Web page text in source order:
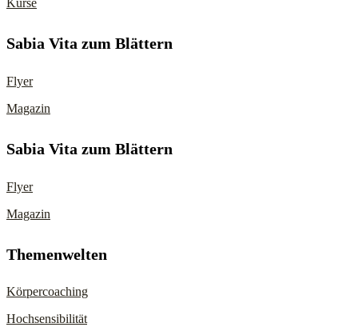
Kurse
Sabia Vita zum Blättern
Flyer
Magazin
Sabia Vita zum Blättern
Flyer
Magazin
Themenwelten
Körpercoaching
Hochsensibilität